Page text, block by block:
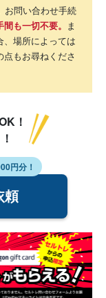
お問い合わせ手続
も一切不要。 ま
、場所によっては
もお尋ねくださ
！
円分！
頼